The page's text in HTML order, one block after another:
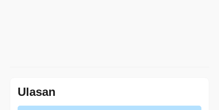
Ulasan